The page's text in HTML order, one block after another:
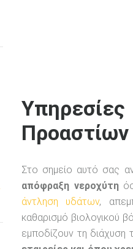
Προαστίων
Στο σημείο αυτό σας
απόφραξη νεροχύτη
άντληση υδάτων,
καθαρισμό βιολογικού
εμποδίζουν τη